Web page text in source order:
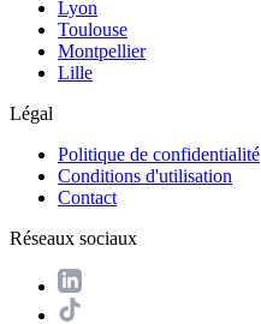
Lyon
Toulouse
Montpellier
Lille
Légal
Politique de confidentialité
Conditions d'utilisation
Contact
Réseaux sociaux